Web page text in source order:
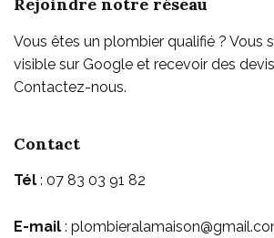
Rejoindre notre réseau
Vous êtes un plombier qualifié ? Vous
visible sur Google et recevoir des
Contactez-nous.
Contact
Tél : 07 83 03 91 82
E-mail :